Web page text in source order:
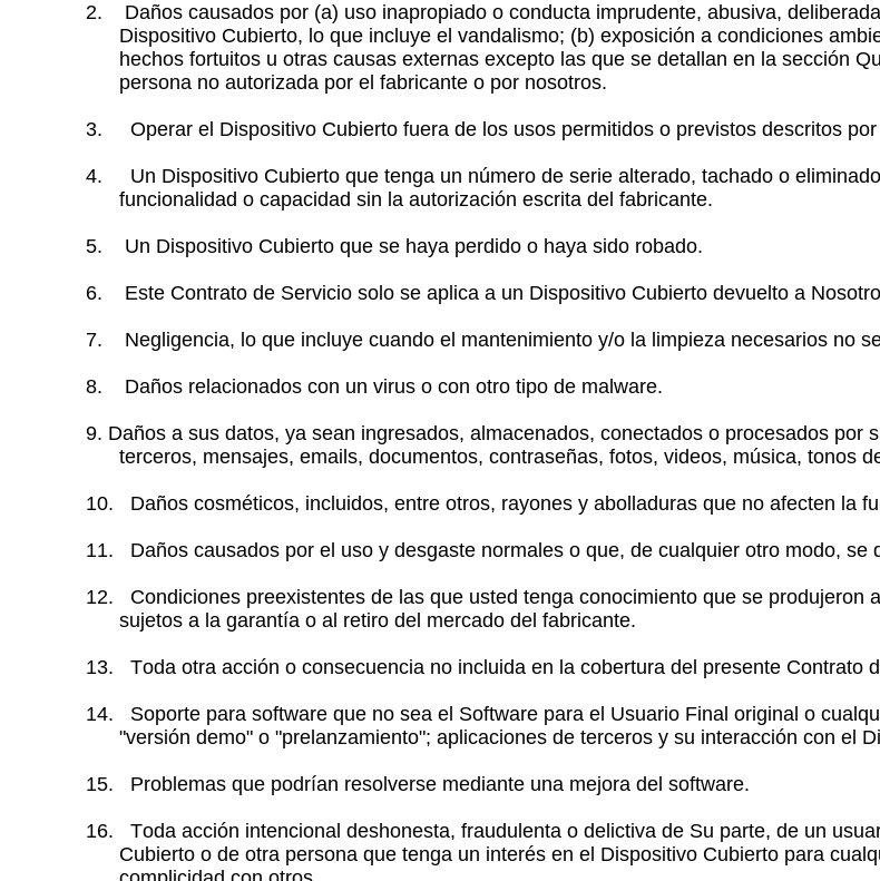
2. Daños causados por (a) uso inapropiado o conducta imprudente, abusiva,
Dispositivo Cubierto, lo que incluye el vandalismo; (b) exposición a condiciones
hechos fortuitos u otras causas externas excepto las que se detallan en la sección
persona no autorizada por el fabricante o por nosotros.
3. Operar el Dispositivo Cubierto fuera de los usos permitidos o previstos descritos por
4.
Un Dispositivo Cubierto que tenga un número de serie alterado, tachado o
funcionalidad o capacidad sin la autorización escrita del fabricante.
5. Un Dispositivo Cubierto que se haya perdido o haya sido robado.
6. Este Contrato de Servicio solo se aplica a un Dispositivo Cubierto devuelto a
7. Negligencia, lo que incluye cuando el mantenimiento y/o la limpieza necesarios no
8. Daños relacionados con un virus o con otro tipo de malware.
9. Daños a sus datos, ya sean ingresados, almacenados, conectados o procesados
terceros, mensajes, emails, documentos, contraseñas, fotos, videos, música, tonos
10. Daños cosméticos, incluidos, entre otros, rayones y abolladuras que no afecten la
11. Daños causados por el uso y desgaste normales o que, de cualquier otro modo,
12. Condiciones preexistentes de las que usted tenga conocimiento que se produjeron
sujetos a la garantía o al retiro del mercado del fabricante.
13. Toda otra acción o consecuencia no incluida en la cobertura del presente Contrato
14. Soporte para software que no sea el Software para el Usuario Final original o
"versión demo" o "prelanzamiento"; aplicaciones de terceros y su interacción con el
15. Problemas que podrían resolverse mediante una mejora del software.
16. Toda acción intencional deshonesta, fraudulenta o delictiva de Su parte, de un
Cubierto o de otra persona que tenga un interés en el Dispositivo Cubierto para